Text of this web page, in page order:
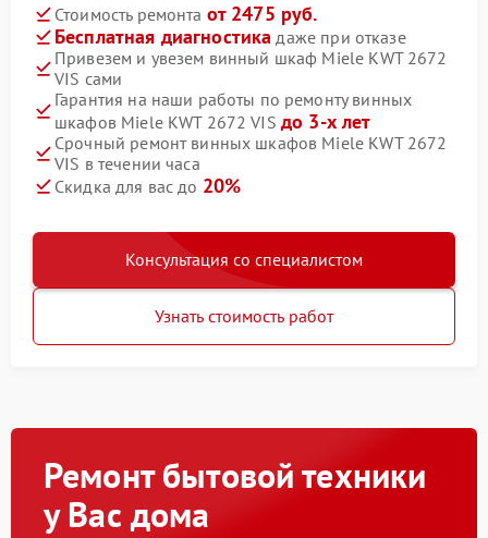
Стоимость ремонта от 2475 руб.
Бесплатная диагностика даже при отказе
Привезем и увезем винный шкаф Miele KWT 2672
VIS сами
Гарантия на наши работы по ремонту винных
шкафов Miele KWT 2672 VIS до 3-х лет
Срочный ремонт винных шкафов Miele KWT 2672
VIS в течении часа
Скидка для вас до 20%
Консультация со специалистом
Узнать стоимость работ
Ремонт бытовой техники
у Вас дома